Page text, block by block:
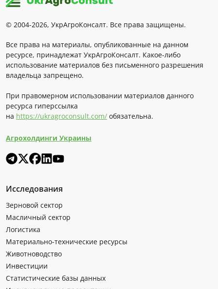
© 2004-2026, УкрАгроКонсалт. Все права защищены.
Все права на материалы, опубликованные на данном
ресурсе, принадлежат УкрАгроКонсалт. Какое-либо
использование материалов без письменного разрешения
владельца запрещено.
При правомерном использовании материалов данного
ресурса гиперссылка
на https://ukragroconsult.com/ обязательна.
Агрохолдинги Украины
Исследования
Зерновой сектор
Масличный сектор
Логистика
Материально-технические ресурсы
Животноводство
Инвестиции
Статистические базы данных